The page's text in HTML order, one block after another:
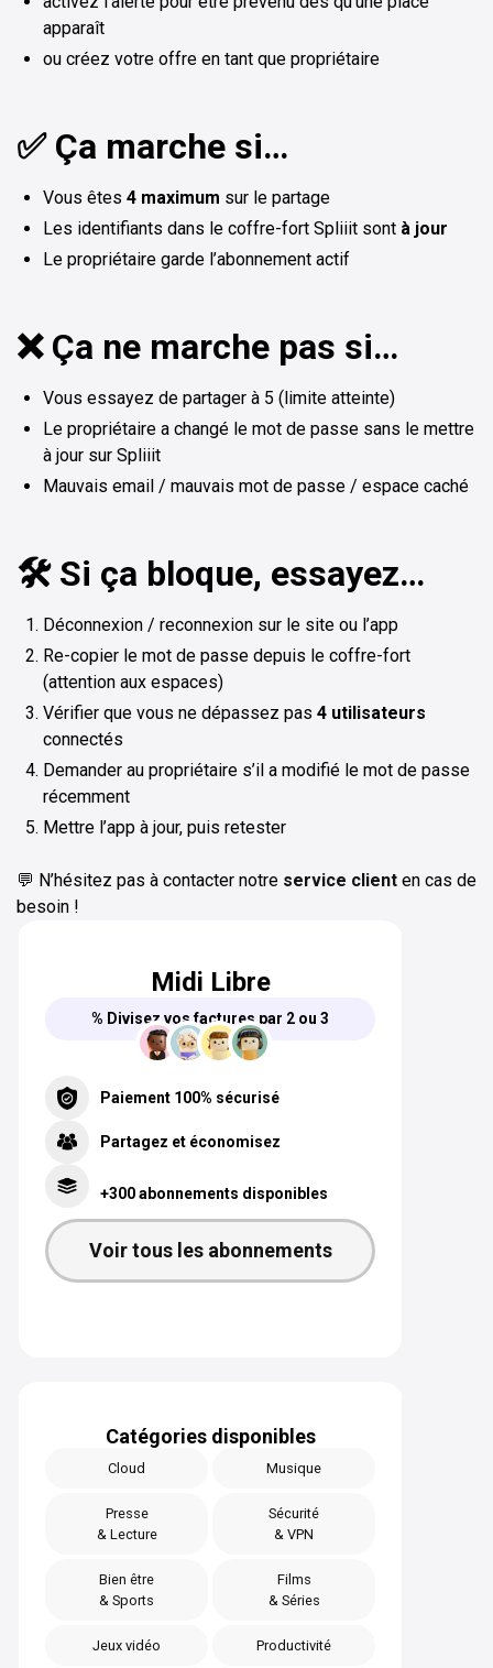
apparaît
ou créez votre offre en tant que propriétaire
✅ Ça marche si…
Vous êtes 4 maximum sur le partage
Les identifiants dans le coffre-fort Spliiit sont à jour
Le propriétaire garde l’abonnement actif
❌ Ça ne marche pas si…
Vous essayez de partager à 5 (limite atteinte)
Le propriétaire a changé le mot de passe sans le mettre
à jour sur Spliiit
Mauvais email / mauvais mot de passe / espace caché
🛠️ Si ça bloque, essayez…
Déconnexion / reconnexion sur le site ou l’app
Re-copier le mot de passe depuis le coffre-fort
(attention aux espaces)
Vérifier que vous ne dépassez pas 4 utilisateurs
connectés
Demander au propriétaire s’il a modifié le mot de passe
récemment
Mettre l’app à jour, puis retester
💬 N’hésitez pas à contacter notre service client en cas de
besoin !
Midi Libre
% Divisez vos factures par 2 ou 3
Paiement 100% sécurisé
Partagez et économisez
+300 abonnements disponibles
Voir tous les abonnements
Catégories disponibles
Cloud Musique
Presse
& Lecture
Sécurité
& VPN
Bien être
& Sports
Films
& Séries
Jeux vidéo Productivité